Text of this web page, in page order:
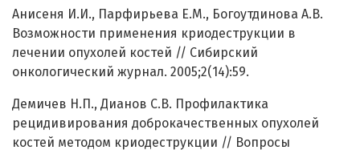
Анисеня И.И., Парфирьева Е.М., Богоутдинова А.В.
Возможности применения криодеструкции в
лечении опухолей костей // Сибирский
онкологический журнал. 2005;2(14):59.
Демичев Н.П., Дианов С.В. Профилактика
рецидивирования доброкачественных опухолей
костей методом криодеструкции // Вопросы